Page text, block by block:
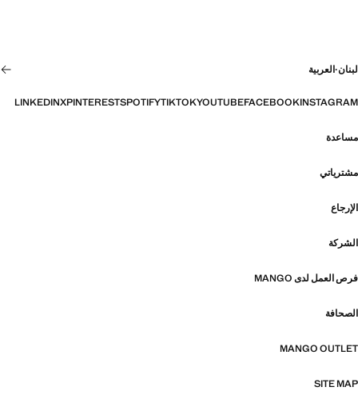
لبنان·العربية
INSTAGRAM
FACEBOOK
YOUTUBE
TIKTOK
SPOTIFY
PINTEREST
X
LINKEDIN
مساعدة
مشترياتي
الإرجاع
الشركة
فرص العمل لدى MANGO
الصحافة
MANGO OUTLET
SITE MAP